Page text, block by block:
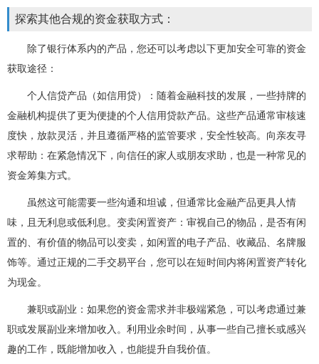
探索其他合规的资金获取方式：
除了银行体系内的产品，您还可以考虑以下更加安全可靠的资金
获取途径：
个人信贷产品（如信用贷）：随着金融科技的发展，一些持牌的
金融机构提供了更为便捷的个人信用贷款产品。这些产品通常审核速
度快，放款灵活，并且遵循严格的监管要求，安全性较高。向亲友寻
求帮助：在紧急情况下，向信任的家人或朋友求助，也是一种常见的
资金筹集方式。
虽然这可能需要一些沟通和坦诚，但通常比金融产品更具人情
味，且无利息或低利息。变卖闲置资产：审视自己的物品，是否有闲
置的、有价值的物品可以变卖，如闲置的电子产品、收藏品、名牌服
饰等。通过正规的二手交易平台，您可以在短时间内将闲置资产转化
为现金。
兼职或副业：如果您的资金需求并非极端紧急，可以考虑通过兼
职或发展副业来增加收入。利用业余时间，从事一些自己擅长或感兴
趣的工作，既能增加收入，也能提升自我价值。